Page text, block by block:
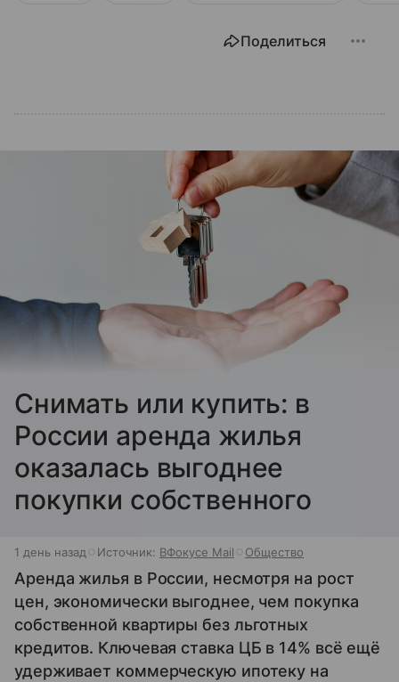
Поделиться
Снимать или купить: в
России аренда жилья
оказалась выгоднее
покупки собственного
1 день назад Источник: ВФокусе Mail Общество
Аренда жилья в России, несмотря на рост
цен, экономически выгоднее, чем покупка
собственной квартиры без льготных
кредитов. Ключевая ставка ЦБ в 14% всё ещё
удерживает коммерческую ипотеку на